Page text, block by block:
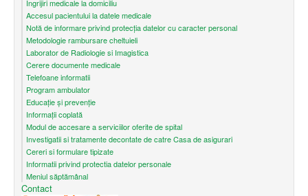
Îngrijiri medicale la domiciliu
Accesul pacientului la datele medicale
Notă de informare privind protecţia datelor cu caracter personal
Metodologie rambursare cheltuieli
Laborator de Radiologie si Imagistica
Cerere documente medicale
Telefoane informatii
Program ambulator
Educație și prevenție
Informații coplată
Modul de accesare a serviciilor oferite de spital
Investigatii si tratamente decontate de catre Casa de asigurari
Cereri si formulare tipizate
Informatii privind protectia datelor personale
Meniul săptămânal
Contact